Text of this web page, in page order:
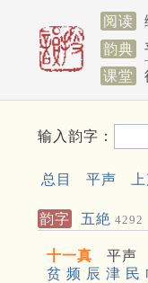
阅读
韵典
课堂
输入韵字：
总目 平声
韵字 五絶 4292
十一真 平声
贫 频 辰 津 民